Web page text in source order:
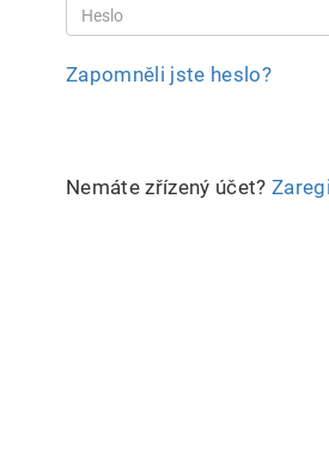
Zapomněli jste heslo?
Nemáte zřízený účet?